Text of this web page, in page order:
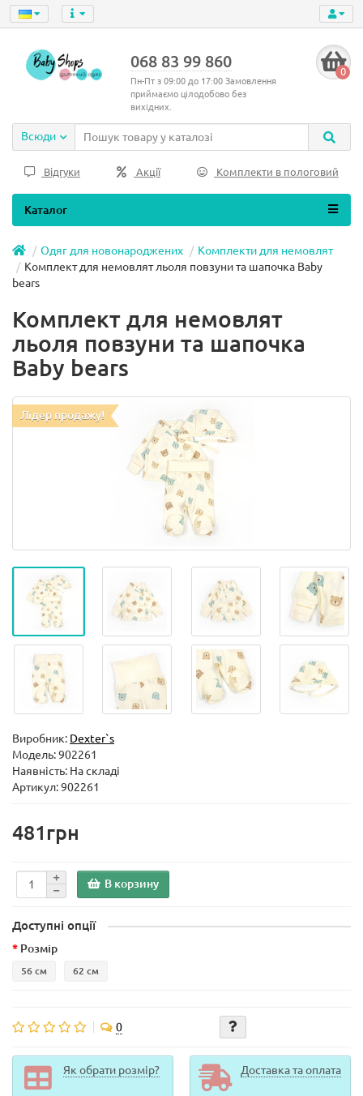
068 83 99 860
Пн-Пт з 09:00 до 17:00 Замовлення
приймаємо цілодобово без
вихідних.
0
Всюди
Відгуки Акції Комплекти в пологовий
Каталог
Одяг для новонароджених
Комплекти для немовлят
Комплект для немовлят льоля повзуни та шапочка Baby
bears
Комплект для немовлят
льоля повзуни та шапочка
Baby bears
Лідер продажу!
Виробник: Dexter`s
Модель:902261
Наявність: На складі
Артикул: 902261
481грн
В корзину
Доступні опції
Розмір
56 см 62 см
0
Як обрати розмір? Доставка та оплата